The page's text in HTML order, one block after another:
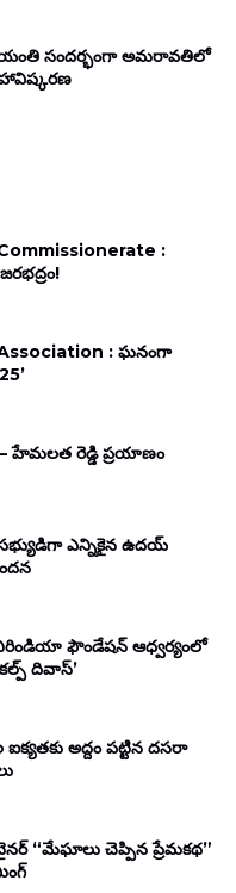
సందర్భంగా అమరావతిలో
:
: ఘనంగా
– హేమలత రెడ్డి ప్రయాణం
ఎన్నికైన ఉదయ్
ఫౌండేషన్ ఆధ్వర్యంలో
దివాస్’
అద్దం పట్టిన దసరా
“మేఘాలు చెప్పిన ప్రేమకథ”